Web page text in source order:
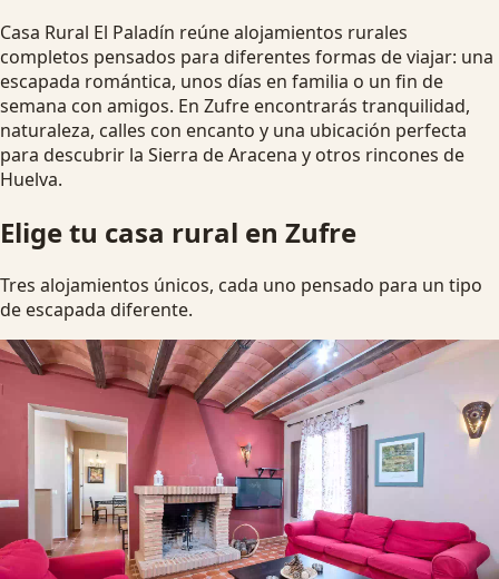
Ver disponibilidadEscapada romántica
Casa Rural El Paladín reúne alojamientos rurales
completos pensados para diferentes formas de viajar: una
escapada romántica, unos días en familia o un fin de
semana con amigos. En Zufre encontrarás tranquilidad,
naturaleza, calles con encanto y una ubicación perfecta
para descubrir la Sierra de Aracena y otros rincones de
Huelva.
Elige tu casa rural en Zufre
Tres alojamientos únicos, cada uno pensado para un tipo
de escapada diferente.